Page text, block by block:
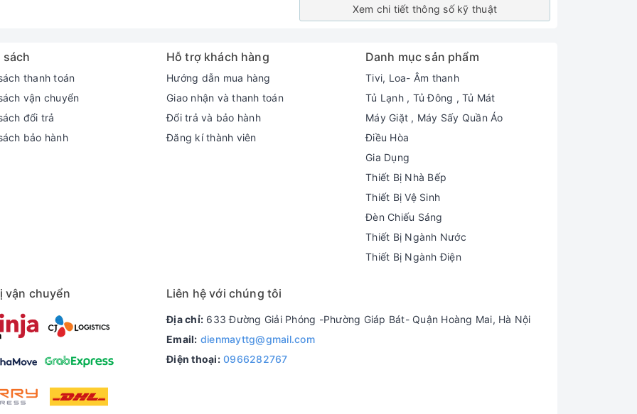
cm - Cao 55.77 cm - Dày 5.68 cm
sắcDynamic Crystal Color.
sáng nhờ công nghệ
chi tiết nhờ công nghệ
Mega Contrast.
Os.
mờ nhòe hay rung lắc nhờ công nghệ
Xem chi tiết thông số kỹ thuật
sách
thanh toán
vận chuyển
đổi trả
bảo hành
Hỗ trợ khách hàng
Hướng dẫn mua hàng
Giao nhận và thanh toán
Đổi trả và bảo hành
Đăng kí thành viên
Danh mục sản phẩm
Tivi, Loa- Âm thanh
Tủ Lạnh , Tủ Đông , Tủ Mát
Máy Giặt , Máy Sấy Quần Áo
Điều Hòa
Gia Dụng
Thiết Bị Nhà Bếp
Thiết Bị Vệ Sinh
Đèn Chiếu Sáng
Thiết Bị Ngành Nước
Thiết Bị Ngành Điện
vận chuyển Liên hệ với chúng tôi
Địa chỉ: 633 Đường Giải Phóng -Phường Giáp Bát- Quận Hoàng Mai, Hà Nội
Email: dienmayttg@gmail.com
Điện thoại: 0966282767